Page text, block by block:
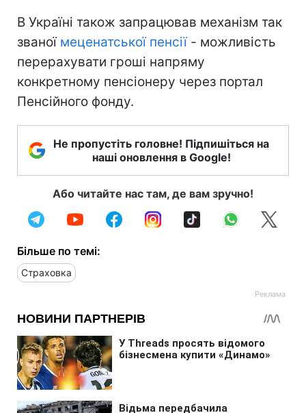
В Україні також запрацював механізм так
званої меценатської пенсії- можливість
перерахувати гроші напряму
конкретному пенсіонеру через портал
Пенсійного фонду.
Не пропустіть головне! Підпишіться на
наші оновлення в Google!
Або читайте нас там, де вам зручно!
Більше по темі:
Страховка